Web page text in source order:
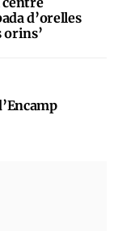
d’orelles
orins’